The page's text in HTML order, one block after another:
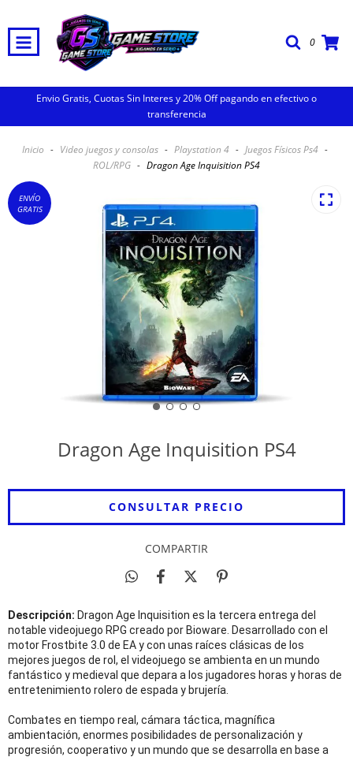
0
Envio Gratis, Cuotas Sin Interes y 20% Off pagando en efectivo o
transferencia
Inicio - Video juegos y consolas - Playstation 4 - Juegos Físicos Ps4 -
ROL/RPG - Dragon Age Inquisition PS4
ENVÍO
GRATIS
Dragon Age Inquisition PS4
COMPARTIR
Descripción: Dragon Age Inquisition es la tercera entrega del
notable videojuego RPG creado por Bioware. Desarrollado con el
motor Frostbite 3.0 de EA y con unas raíces clásicas de los
mejores juegos de rol, el videojuego se ambienta en un mundo
fantástico y medieval que depara a los jugadores horas y horas de
entretenimiento rolero de espada y brujería.
Combates en tiempo real, cámara táctica, magnífica
ambientación, enormes posibilidades de personalización y
progresión, cooperativo y un mundo que se desarrolla en base a